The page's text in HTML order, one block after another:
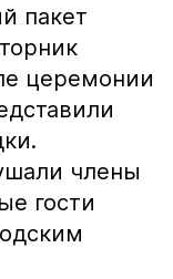
пакет
церемонии
члены
гости